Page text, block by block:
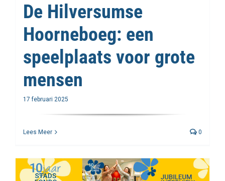
De Hilversumse
Hoorneboeg: een
speelplaats voor grote
mensen
17 februari 2025
Lees Meer 0